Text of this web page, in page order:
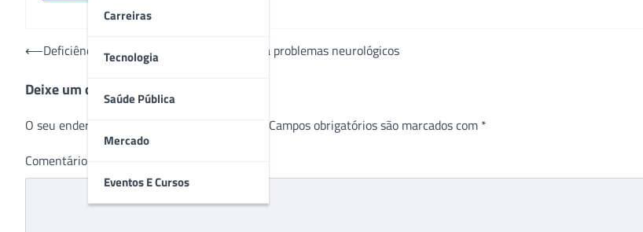
Carreiras
Tecnologia
Saúde Pública
Mercado
Eventos E Cursos
Navegação
Post
⟵Deficiência auditiva pode estar associada a problemas neurológicos
Deixe um comentário
O seu endereço de e-mail não será publicado. Campos obrigatórios são marcados com *
Comentário